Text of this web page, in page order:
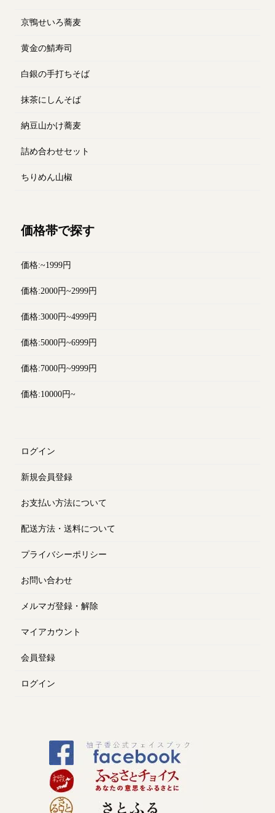
京鴨せいろ蕎麦
黄金の鯖寿司
白銀の手打ちそば
抹茶にしんそば
納豆山かけ蕎麦
詰め合わせセット
ちりめん山椒
価格帯で探す
価格:~1999円
価格:2000円~2999円
価格:3000円~4999円
価格:5000円~6999円
価格:7000円~9999円
価格:10000円~
ログイン
新規会員登録
お支払い方法について
配送方法・送料について
プライバシーポリシー
お問い合わせ
メルマガ登録・解除
マイアカウント
会員登録
ログイン